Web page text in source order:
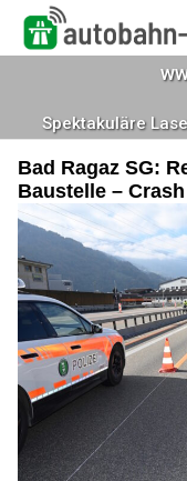
Bad Ragaz SG:
Baustelle –